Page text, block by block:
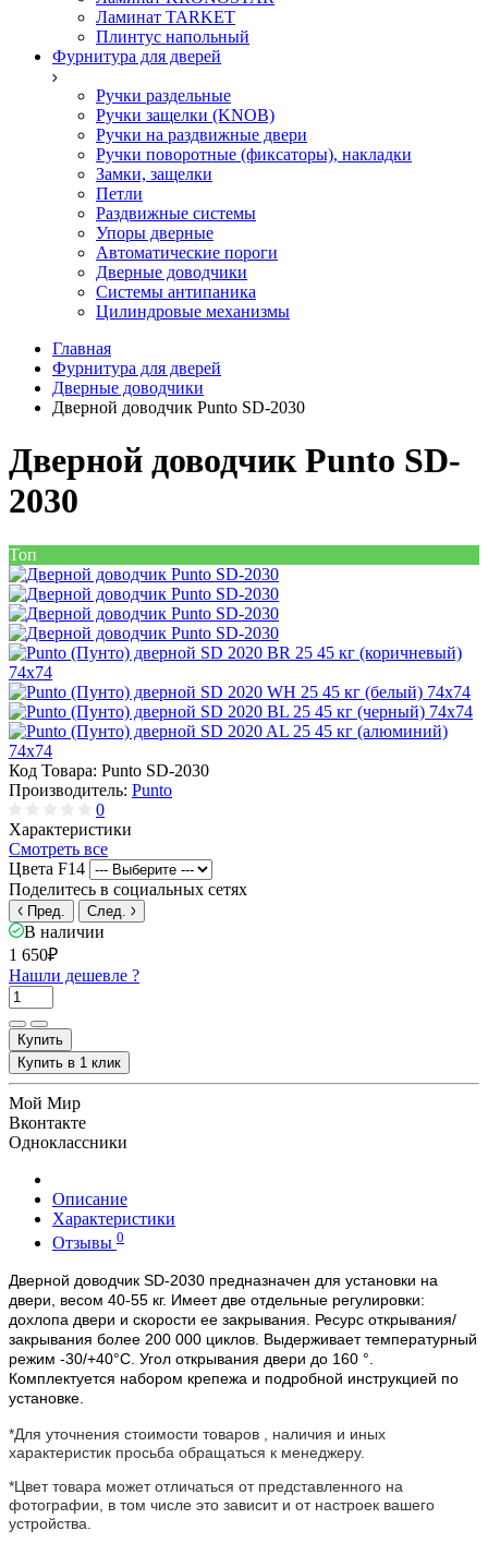
Ламинат TARKET
Плинтус напольный
Фурнитура для дверей
Ручки раздельные
Ручки защелки (KNOB)
Ручки на раздвижные двери
Ручки поворотные (фиксаторы), накладки
Замки, защелки
Петли
Раздвижные системы
Упоры дверные
Автоматические пороги
Дверные доводчики
Системы антипаника
Цилиндровые механизмы
Главная
Фурнитура для дверей
Дверные доводчики
Дверной доводчик Punto SD-2030
Дверной доводчик Punto SD-
2030
Топ
Код Товара: Punto SD-2030
Производитель: Punto
0
Характеристики
Смотреть все
Цвета F14
Поделитесь в социальных сетях
Пред. След.
В наличии
1 650₽
Нашли дешевле ?
Купить
Купить в 1 клик
Мой Мир
Вконтакте
Одноклассники
Описание
Характеристики
Отзывы 0
Дверной доводчик SD-2030 предназначен для установки на
двери, весом 40-55 кг. Имеет две отдельные регулировки:
дохлопа двери и скорости ее закрывания. Ресурс открывания/
закрывания более 200 000 циклов. Выдерживает температурный
режим -30/+40°С. Угол открывания двери до 160 °.
Комплектуется набором крепежа и подробной инструкцией по
установке.
*Для уточнения стоимости товаров , наличия и иных
характеристик просьба обращаться к менеджеру.
*Цвет товара может отличаться от представленного на
фотографии, в том числе это зависит и от настроек вашего
устройства.